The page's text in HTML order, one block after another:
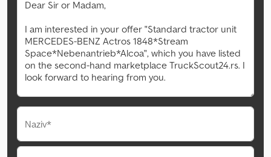
Naziv*